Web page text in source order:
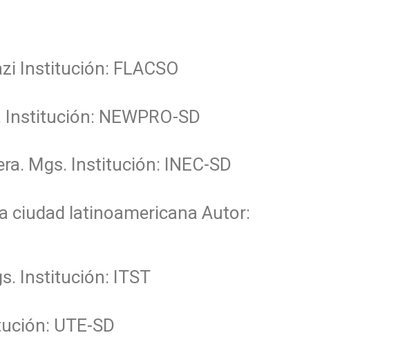
Institución: FLACSO
NEWPRO-SD
Mgs. Institución: INEC-SD
ciudad latinoamericana Autor:
Institución: ITST
UTE-SD